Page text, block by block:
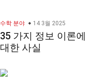
수학 분야 14 3월 2025
35 가지 정보 이론에
대한 사실